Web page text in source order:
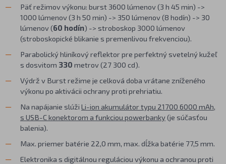
Päť režimov výkonu: burst 3600 lúmenov (3 h 45 min) ->
1000 lúmenov (3 h 50 min) -> 350 lúmenov (8 hodín) -> 30
lúmenov (60 hodín) -> stroboskop 3000 lúmenov
(stroboskopické blikanie s premenlivou frekvenciou).
Parabolický hliníkový reflektor pre perfektný svetelný kužeľ
s dosvitom 330 metrov (27 300 cd).
Výdrž v Burst režime je celková doba vrátane zníženého
výkonu po aktivácii ochrany proti prehriatiu.
Na napájanie slúži Li-ion akumulátor typu 21700 6000 mAh,
s USB-C konektorom a funkciou powerbanky(je súčasťou
balenia).
Max. priemer batérie 22,0 mm, max. dĺžka batérie 77,5 mm.
Elektronika s digitálnou reguláciou výkonu a ochranou proti